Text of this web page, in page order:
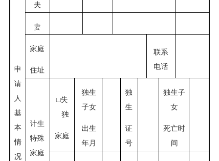
申
请
人
基
本
情
况
夫
妻
家庭
住址
联系
电话
计生
特殊
家庭
□失
独
家庭
独生
子女
出生
年月
独
生
证
号
独生子
女
死亡时
间